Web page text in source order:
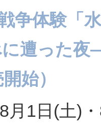
争体験「
遭った夜
始）
月1日(土)